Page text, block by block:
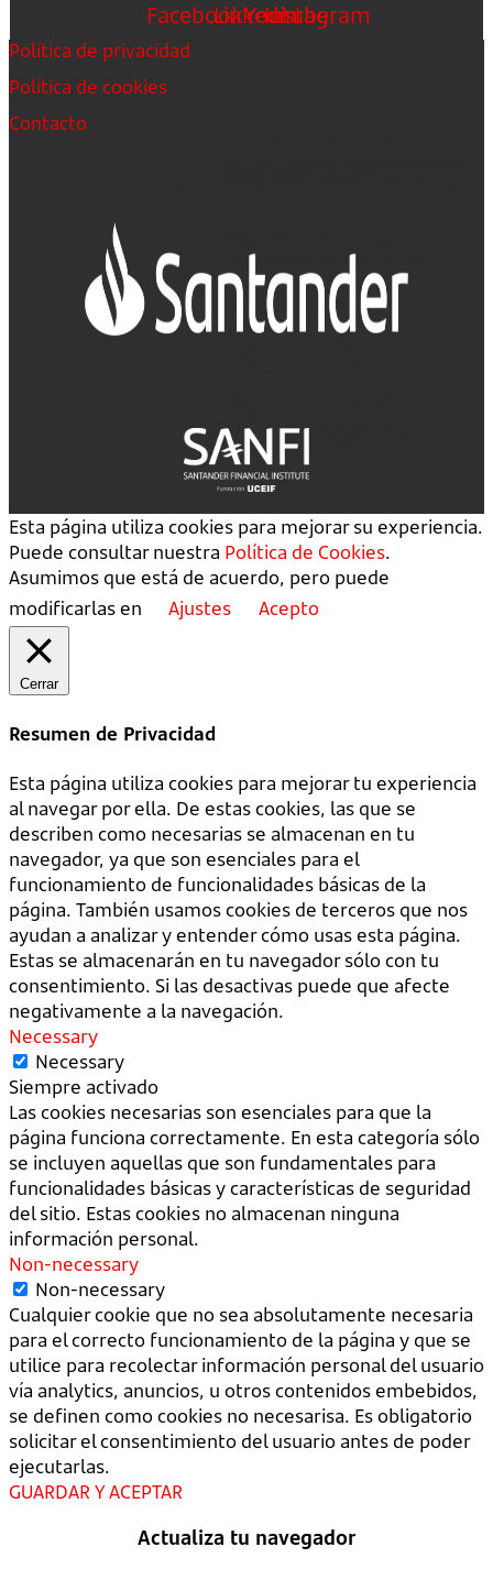
FacebookLinkedin
Youtube
Instagram
Política de privacidad
Política de cookies
Contacto
Esta página utiliza cookies para mejorar su experiencia.
Puede consultar nuestra Política de Cookies.
Asumimos que está de acuerdo, pero puede
modificarlas en
Ajustes Acepto
Cerrar
Resumen de Privacidad
Esta página utiliza cookies para mejorar tu experiencia
al navegar por ella. De estas cookies, las que se
describen como necesarias se almacenan en tu
navegador, ya que son esenciales para el
funcionamiento de funcionalidades básicas de la
página. También usamos cookies de terceros que nos
ayudan a analizar y entender cómo usas esta página.
Estas se almacenarán en tu navegador sólo con tu
consentimiento. Si las desactivas puede que afecte
negativamente a la navegación.
Necessary
Necessary
Siempre activado
Las cookies necesarias son esenciales para que la
página funciona correctamente. En esta categoría sólo
se incluyen aquellas que son fundamentales para
funcionalidades básicas y características de seguridad
del sitio. Estas cookies no almacenan ninguna
información personal.
Non-necessary
Non-necessary
Cualquier cookie que no sea absolutamente necesaria
para el correcto funcionamiento de la página y que se
utilice para recolectar información personal del usuario
vía analytics, anuncios, u otros contenidos embebidos,
se definen como cookies no necesarisa. Es obligatorio
solicitar el consentimiento del usuario antes de poder
ejecutarlas.
GUARDAR Y ACEPTAR
Actualiza tu navegador